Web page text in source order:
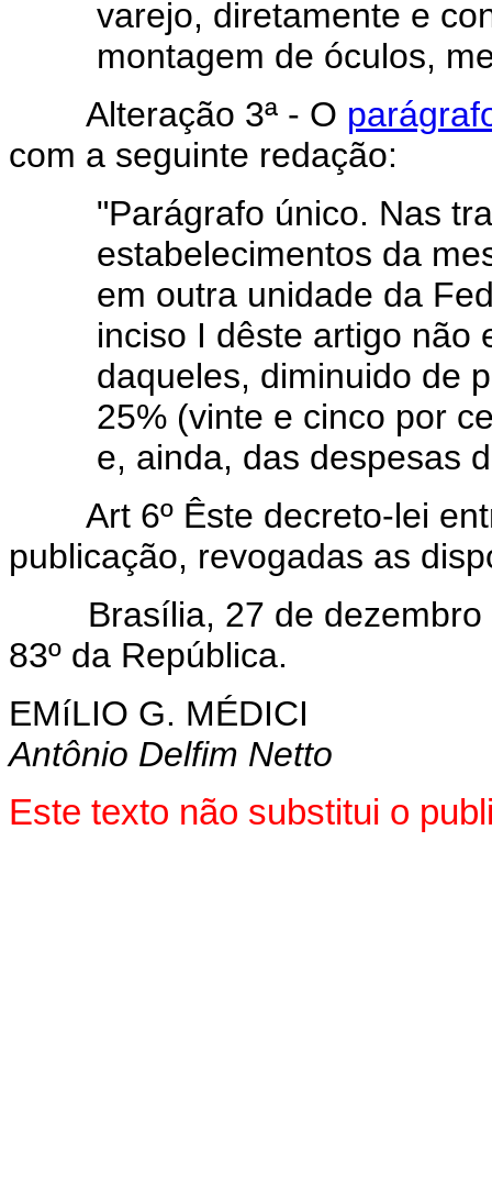
varejo, diretamente e
montagem de óculos,
Alteração 3ª - O
com a seguinte redação:
"Parágrafo único. Nas
estabelecimentos da
em outra unidade da
inciso I dêste artigo não
daqueles, diminuido de
25% (vinte e cinco por
e, ainda, das despesas
Art 6º Êste decreto-lei
publicação, revogadas as
Brasília, 27 de dezembro
83º da República.
EMíLIO G. MÉDICI
Antônio Delfim Netto
Este texto não substitui o